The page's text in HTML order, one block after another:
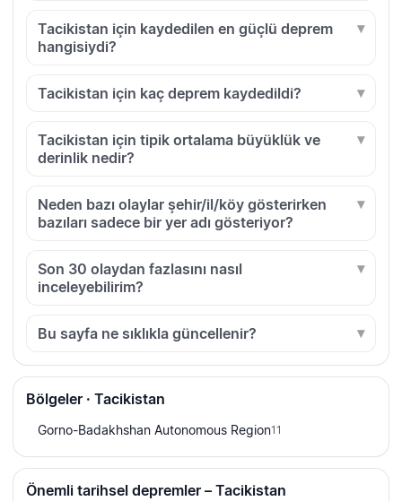
Tacikistan için kaydedilen en güçlü deprem
hangisiydi?
Tacikistan için kaç deprem kaydedildi?
Tacikistan için tipik ortalama büyüklük ve
derinlik nedir?
Neden bazı olaylar şehir/il/köy gösterirken
bazıları sadece bir yer adı gösteriyor?
Son 30 olaydan fazlasını nasıl
inceleyebilirim?
Bu sayfa ne sıklıkla güncellenir?
Bölgeler · Tacikistan
Gorno-Badakhshan Autonomous Region11
Önemli tarihsel depremler – Tacikistan